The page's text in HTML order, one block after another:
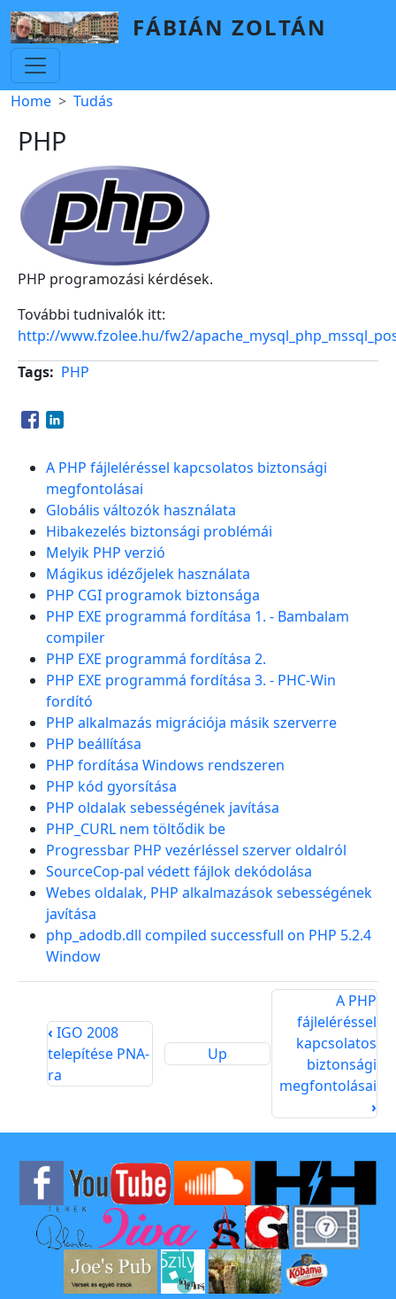
Skip to main content
FÁBIÁN ZOLTÁN
Breadcrumb
Home Tudás
PHP
PHP programozási kérdések.
További tudnivalók itt:
http://www.fzolee.hu/fw2/
Tags
PHP
Opens in a new window
Opens in a new window
A PHP fájleléréssel kapcsolatos biztonsági
megfontolásai
Globális változók használata
Hibakezelés biztonsági problémái
Melyik PHP verzió
Mágikus idézőjelek használata
PHP CGI programok biztonsága
PHP EXE programmá fordítása 1. - Bambalam
compiler
PHP EXE programmá fordítása 2.
PHP EXE programmá fordítása 3. - PHC-Win
fordító
PHP alkalmazás migrációja másik szerverre
PHP beállítása
PHP fordítása Windows rendszeren
PHP kód gyorsítása
PHP oldalak sebességének javítása
PHP_CURL nem töltődik be
Progressbar PHP vezérléssel szerver oldalról
SourceCop-pal védett fájlok dekódolása
Webes oldalak, PHP alkalmazások sebességének
javítása
php_adodb.dll compiled successfull on PHP 5.2.4
Window
‹ IGO 2008
telepítése PNA-
ra
Up
A PHP
fájleléréssel
kapcsolatos
biztonsági
megfontolásai
›